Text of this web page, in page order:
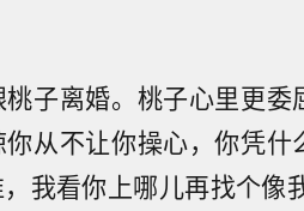
子离婚。桃子心里更委
从不让你操心，你凭
我看你上哪儿再找个像